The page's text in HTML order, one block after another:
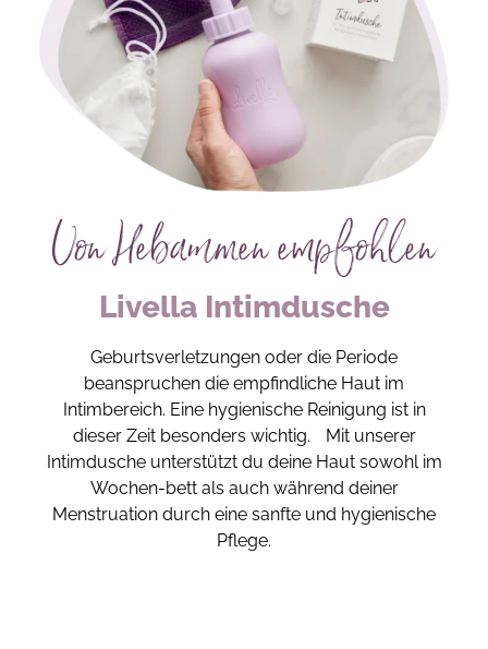
Von Hebammen empfohlen
Livella Intimdusche
Geburtsverletzungen oder die Periode
beanspruchen die empfindliche Haut im
Intimbereich. Eine hygienische Reinigung ist in
dieser Zeit besonders wichtig. Mit unserer
Intimdusche unterstützt du deine Haut sowohl im
Wochen-bett als auch während deiner
Menstruation durch eine sanfte und hygienische
Pflege.